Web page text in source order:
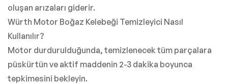
oluşan arızaları giderir.
Würth Motor Boğaz Kelebeği Temizleyici Nasıl
Kullanılır?
Motor durdurulduğunda, temizlenecek tüm parçalara
püskürtün ve aktif maddenin 2-3 dakika boyunca
tepkimesini bekleyin.